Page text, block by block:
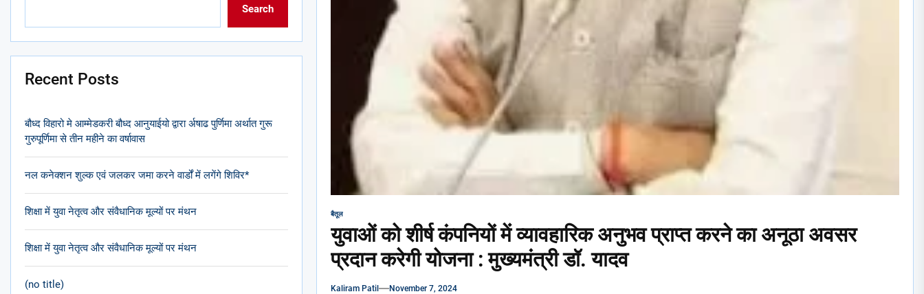
बैतूल
युवाओं को शीर्ष कंपनियों में व्यावहारिक अनुभव प्राप्त करने का अनूठा अवसर
प्रदान करेगी योजना : मुख्यमंत्री डॉ. यादव
Kaliram Patil November 7, 2024
Search
Recent Posts
बौध्द विहारो मे आम्मेडकरी बौध्द आनुयाईयो द्वारा र्अषाढ पुर्णिमा अर्थात गुरू
गुरुपूर्णिमा से तीन महीने का वर्षावास
नल कनेक्शन शुल्क एवं जलकर जमा करने वार्डों में लगेंगे शिविर*
शिक्षा में युवा नेतृत्व और संवैधानिक मूल्यों पर मंथन
शिक्षा में युवा नेतृत्व और संवैधानिक मूल्यों पर मंथन
(no title)